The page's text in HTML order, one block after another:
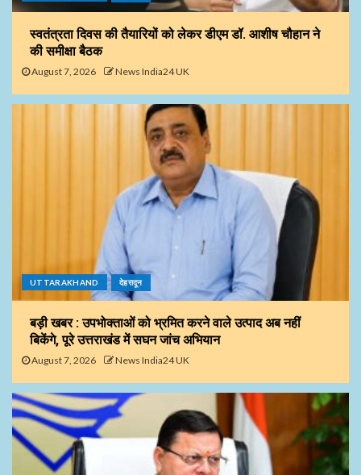
स्वतंत्रता दिवस की तैयारियों को लेकर डीएम डॉ. आशीष चौहान ने
की समीक्षा बैठक
August 7, 2026 News India24 UK
UTTARAKHAND देहरादून
बड़ी खबर : उपभोक्ताओं को भ्रमित करने वाले उत्पाद अब नहीं
बिकेंगे, पूरे उत्तराखंड में सघन जांच अभियान
August 7, 2026 News India24 UK